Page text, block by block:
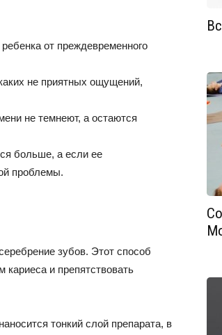
от преждевременного
не приятных ощущений,
не темнеют, а остаются
больше, а если ее
проблемы.
зубов. Этот способ
и препятствовать
тонкий слой препарата, в